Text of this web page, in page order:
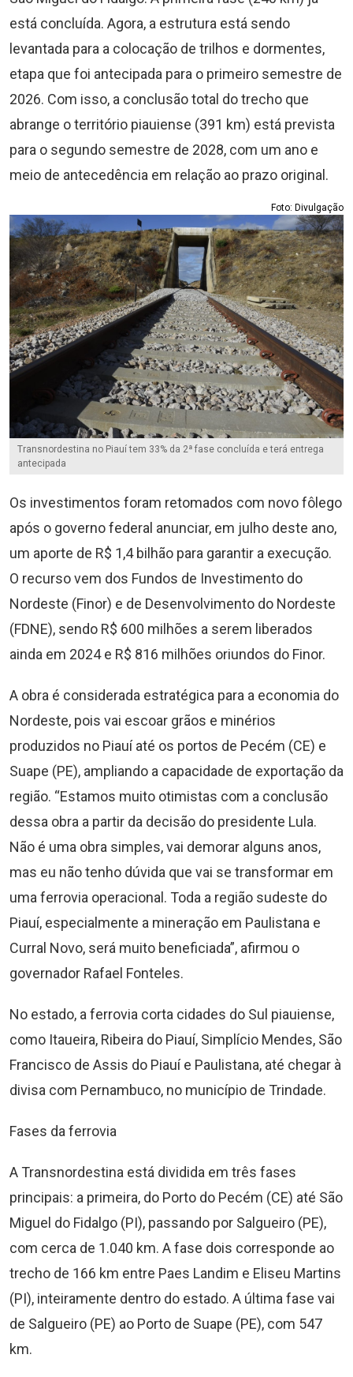
está concluída. Agora, a estrutura está sendo
levantada para a colocação de trilhos e dormentes,
etapa que foi antecipada para o primeiro semestre de
2026. Com isso, a conclusão total do trecho que
abrange o território piauiense (391 km) está prevista
para o segundo semestre de 2028, com um ano e
meio de antecedência em relação ao prazo original.
Foto: Divulgação
Transnordestina no Piauí tem 33% da 2ª fase concluída e terá entrega
antecipada
Os investimentos foram retomados com novo fôlego
após o governo federal anunciar, em julho deste ano,
um aporte de R$ 1,4 bilhão para garantir a execução.
O recurso vem dos Fundos de Investimento do
Nordeste (Finor) e de Desenvolvimento do Nordeste
(FDNE), sendo R$ 600 milhões a serem liberados
ainda em 2024 e R$ 816 milhões oriundos do Finor.
A obra é considerada estratégica para a economia do
Nordeste, pois vai escoar grãos e minérios
produzidos no Piauí até os portos de Pecém (CE) e
Suape (PE), ampliando a capacidade de exportação da
região. “Estamos muito otimistas com a conclusão
dessa obra a partir da decisão do presidente Lula.
Não é uma obra simples, vai demorar alguns anos,
mas eu não tenho dúvida que vai se transformar em
uma ferrovia operacional. Toda a região sudeste do
Piauí, especialmente a mineração em Paulistana e
Curral Novo, será muito beneficiada”, afirmou o
governador Rafael Fonteles.
No estado, a ferrovia corta cidades do Sul piauiense,
como Itaueira, Ribeira do Piauí, Simplício Mendes, São
Francisco de Assis do Piauí e Paulistana, até chegar à
divisa com Pernambuco, no município de Trindade.
Fases da ferrovia
A Transnordestina está dividida em três fases
principais: a primeira, do Porto do Pecém (CE) até São
Miguel do Fidalgo (PI), passando por Salgueiro (PE),
com cerca de 1.040 km. A fase dois corresponde ao
trecho de 166 km entre Paes Landim e Eliseu Martins
(PI), inteiramente dentro do estado. A última fase vai
de Salgueiro (PE) ao Porto de Suape (PE), com 547
km.